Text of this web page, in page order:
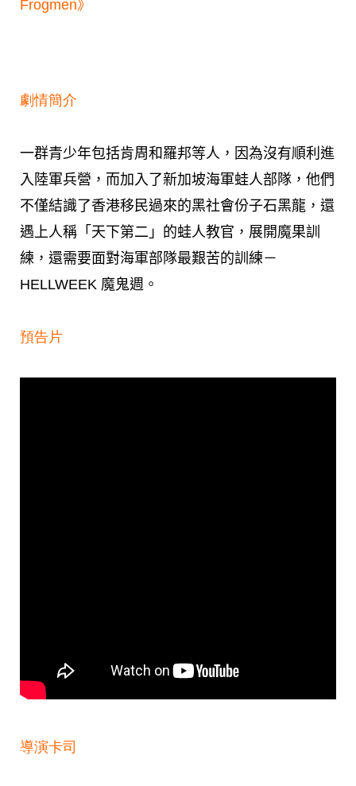
Frogmen》
劇情簡介
一群青少年包括肯周和羅邦等人，因為沒有順利進
入陸軍兵營，而加入了新加坡海軍蛙人部隊，他們
不僅結識了香港移民過來的黑社會份子石黑龍，還
遇上人稱「天下第二」的蛙人教官，展開魔果訓
練，還需要面對海軍部隊最艱苦的訓練－
HELLWEEK 魔鬼週。
預告片
導演卡司